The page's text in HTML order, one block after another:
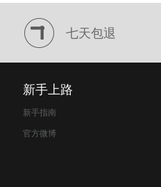
七天包退
新手上路
新手指南
官方微博